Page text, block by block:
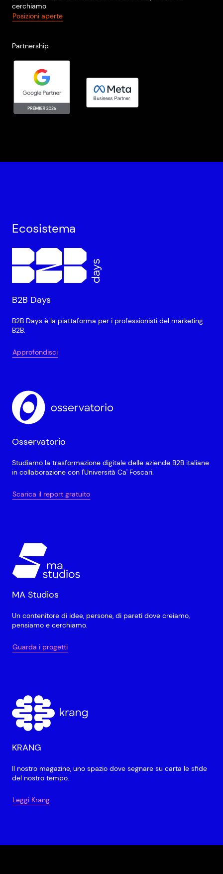
cerchiamo
Posizioni aperte
Partnership
Ecosistema
B2B Days
B2B Days è la piattaforma per i professionisti del marketing
B2B.
Approfondisci
Osservatorio
Studiamo la trasformazione digitale delle aziende B2B italiane
in collaborazione con l'Università Ca' Foscari.
Scarica il report gratuito
MA Studios
Un contenitore di idee, persone, di pareti dove creiamo,
pensiamo e cerchiamo.
Guarda i progetti
KRANG
Il nostro magazine, uno spazio dove segnare su carta le sfide
del nostro tempo.
Leggi Krang